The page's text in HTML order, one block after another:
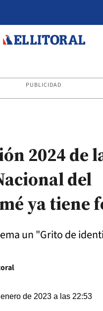
PUBLICIDAD
2024 de
del
ya tiene
un "Grito de
de 2023 a las 22:53